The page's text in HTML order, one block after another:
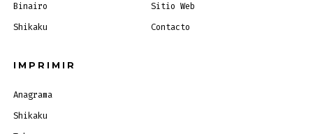
Binairo
Shikaku
Sitio Web
Contacto
IMPRIMIR
Anagrama
Shikaku